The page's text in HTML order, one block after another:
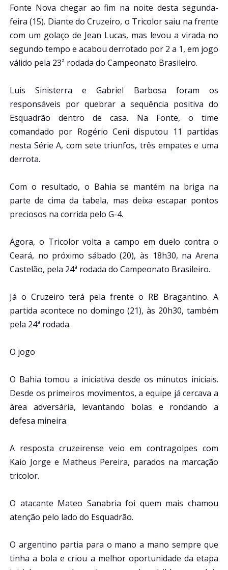
Fonte Nova chegar ao fim na noite desta segunda-
feira (15). Diante do Cruzeiro, o Tricolor saiu na frente
com um golaço de Jean Lucas, mas levou a virada no
segundo tempo e acabou derrotado por 2 a 1, em jogo
válido pela 23ª rodada do Campeonato Brasileiro.
Luis Sinisterra e Gabriel Barbosa foram os
responsáveis por quebrar a sequência positiva do
Esquadrão dentro de casa. Na Fonte, o time
comandado por Rogério Ceni disputou 11 partidas
nesta Série A, com sete triunfos, três empates e uma
derrota.
Com o resultado, o Bahia se mantém na briga na
parte de cima da tabela, mas deixa escapar pontos
preciosos na corrida pelo G-4.
Agora, o Tricolor volta a campo em duelo contra o
Ceará, no próximo sábado (20), às 18h30, na Arena
Castelão, pela 24ª rodada do Campeonato Brasileiro.
Já o Cruzeiro terá pela frente o RB Bragantino. A
partida acontece no domingo (21), às 20h30, também
pela 24ª rodada.
O jogo
O Bahia tomou a iniciativa desde os minutos iniciais.
Desde os primeiros movimentos, a equipe já cercava a
área adversária, levantando bolas e rondando a
defesa mineira.
A resposta cruzeirense veio em contragolpes com
Kaio Jorge e Matheus Pereira, parados na marcação
tricolor.
O atacante Mateo Sanabria foi quem mais chamou
atenção pelo lado do Esquadrão.
O argentino partia para o mano a mano sempre que
tinha a bola e criou a melhor oportunidade da etapa